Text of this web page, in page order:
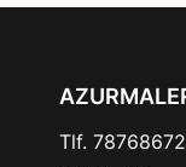
Tlf. 78768672